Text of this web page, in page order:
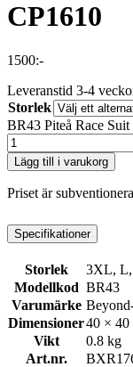
CP1610
1500:-
Leveranstid 3-4
Storlek
BR43 Piteå Race
Lägg till i varukorg
Priset är
Specifikationer
Storlek
3XL,
Modellkod BR43
Varumärke
Dimensioner40 × 40
Vikt
0.8 kg
Art.nr.